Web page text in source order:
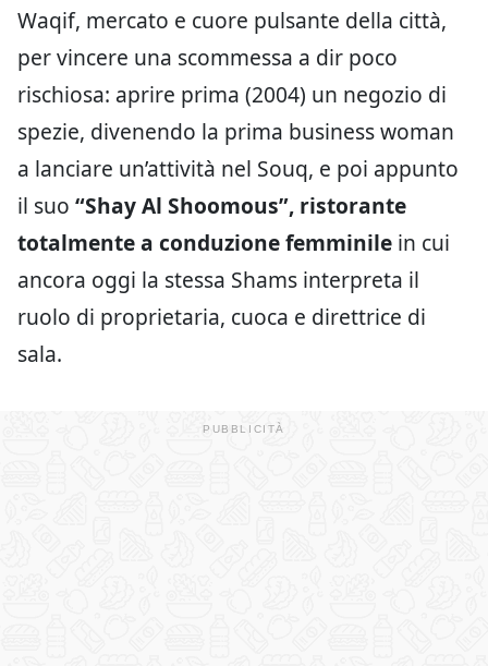
Waqif, mercato e cuore pulsante della città,
per vincere una scommessa a dir poco
rischiosa: aprire prima (2004) un negozio di
spezie, divenendo la prima business woman
a lanciare un’attività nel Souq, e poi appunto
il suo “Shay Al Shoomous”, ristorante
totalmente a conduzione femminile in cui
ancora oggi la stessa Shams interpreta il
ruolo di proprietaria, cuoca e direttrice di
sala.